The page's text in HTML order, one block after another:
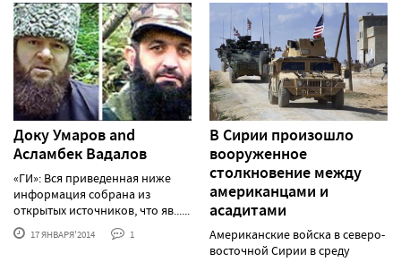
Доку Умаров and
Асламбек Вадалов
«ГИ»: Вся приведенная ниже
информация собрана из
открытых источников, что яв......
17 ЯНВАРЯ'2014 1
В Сирии произошло
вооруженное
столкновение между
американцами и
асадитами
Американские войска в северо-
восточной Сирии в среду